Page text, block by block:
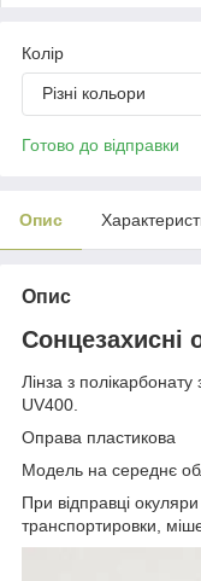
Колір
Різні кольори
Готово до відправки
Опис
Опис
Сонцезахисні
Лінза з полікарбонату
UV400.
Оправа пластикова
Модель на середнє
При відправці
транспортировки,